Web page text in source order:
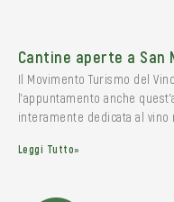
Cantine aperte a San
Il Movimento Turismo del
l’appuntamento anche
interamente dedicata al
Leggi Tutto»